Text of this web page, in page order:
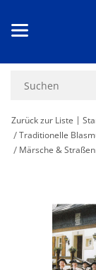
Zurück zur Liste
Traditionelle
Märsche &